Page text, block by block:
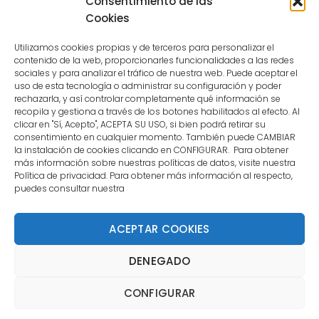
Cookies
Utilizamos cookies propias y de terceros para personalizar el
contenido de la web, proporcionarles funcionalidades a las redes
sociales y para analizar el tráfico de nuestra web. Puede aceptar el
uso de esta tecnología o administrar su configuración y poder
rechazarla, y así controlar completamente qué información se
recopila y gestiona a través de los botones habilitados al efecto. Al
clicar en "Sí, Acepto", ACEPTA SU USO, si bien podrá retirar su
consentimiento en cualquier momento. También puede CAMBIAR
la instalación de cookies clicando en CONFIGURAR. Para obtener
más información sobre nuestras políticas de datos, visite nuestra
Política de privacidad. Para obtener más información al respecto,
puedes consultar nuestra
ACEPTAR COOKIES
DENEGADO
CONFIGURAR
CONTACTO
MENÚ PRINCIPAL
MI CUENTA
DOCUMENTACIÓN
reservados. | La Mejor Tienda de Dardos y Dianas de